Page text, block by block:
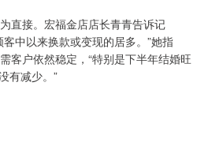
直接。宏福金店店长青青告诉记
中以来换款或变现的居多。”她指
客户依然稳定，“特别是下半年结婚旺
有减少。”